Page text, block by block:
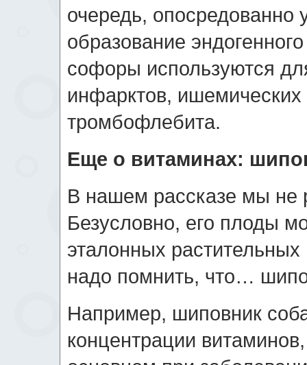
очередь, опосредованно
образование
софоры используются
инфарктов, ишемических
тромбофлебита.
Еще о витаминах:
В нашем рассказе мы не
Безусловно, его плоды
эталонных
надо помнить, что…
Например, шиповник
концентрации